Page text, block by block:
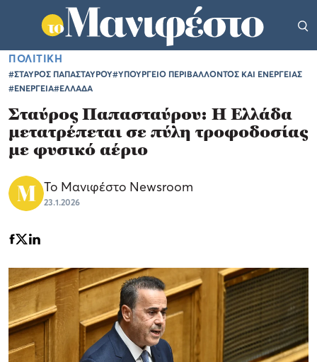
ΠΟΛΙΤΙΚΗ
#ΣΤΑΥΡΟΣ ΠΑΠΑΣΤΑΥΡΟΥ#ΥΠΟΥΡΓΕΙΟ ΠΕΡΙΒΑΛΛΟΝΤΟΣ ΚΑΙ ΕΝΕΡΓΕΙΑΣ
#ΕΝΕΡΓΕΙΑ#ΕΛΛΑΔΑ
Σταύρος Παπασταύρου: Η Ελλάδα
μετατρέπεται σε πύλη τροφοδοσίας
με φυσικό αέριο
Το Μανιφέστο Newsroom
23.1.2026